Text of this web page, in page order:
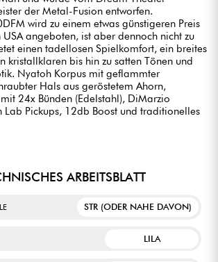
der Metal-Fusion entworfen.
wird zu einem etwas günstigeren Preis
angeboten, ist aber dennoch nicht zu
einen tadellosen Spielkomfort, ein breites
kristallklaren bis hin zu satten Tönen und
Nyatoh Korpus mit geflammter
Hals aus geröstetem Ahorn,
24x Bünden (Edelstahl), DiMarzio
Lab Pickups, 12db Boost und traditionelles
ARBEITSBLATT
STR (ODER NAHE DAVON)
LILA